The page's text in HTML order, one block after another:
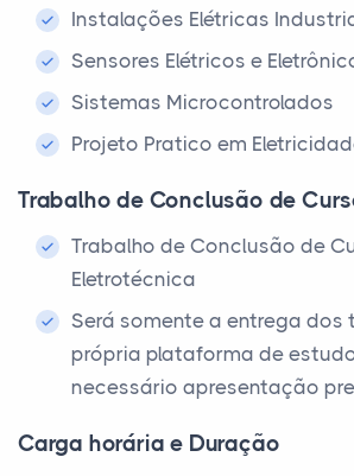
Instalações Elétricas
Sensores Elétricos e
Sistemas Microcontrolados
Projeto Pratico em
Trabalho de Conclusão de
Trabalho de Conclusão de
Eletrotécnica
Será somente a entrega dos
própria plataforma de
necessário apresentação
Carga horária e Duração